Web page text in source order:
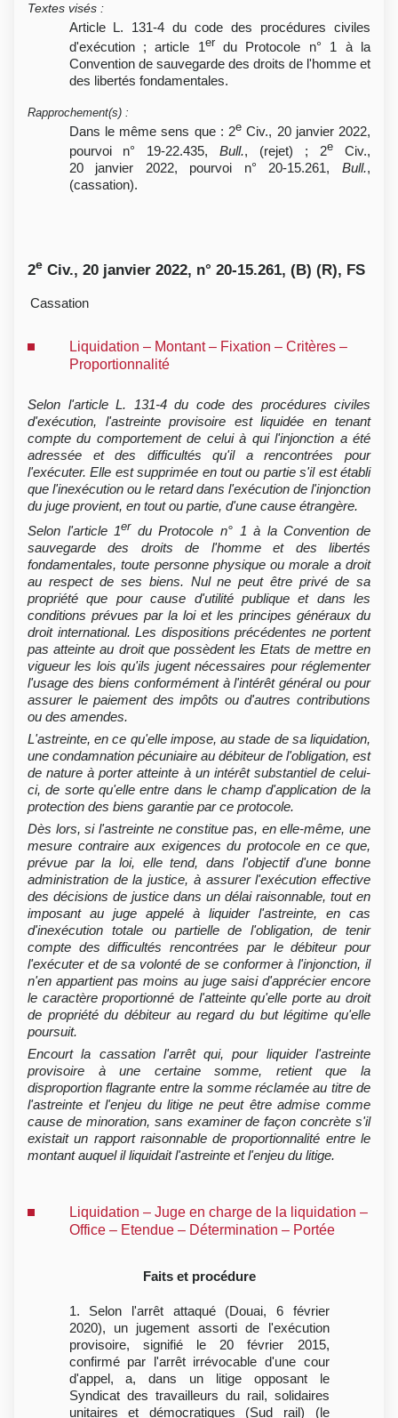
Textes visés :
Article L. 131-4 du code des procédures civiles
d'exécution ; article 1er
du Protocole n° 1 à la
Convention de sauvegarde des droits de l'homme et
des libertés fondamentales.
Rapprochement(s) :
Dans le même sens que : 2e Civ., 20 janvier 2022,
pourvoi n° 19-22.435,Bull., (rejet) ; 2e
Civ.,
20 janvier 2022, pourvoi n° 20-15.261, Bull.,
(cassation).
2e Civ., 20 janvier 2022, n° 20-15.261, (B) (R), FS
Cassation
Liquidation – Montant – Fixation – Critères –
Proportionnalité
Selon l'article L. 131-4 du code des procédures civiles
d'exécution, l'astreinte provisoire est liquidée en tenant
compte du comportement de celui à qui l'injonction a été
adressée et des difficultés qu'il a rencontrées pour
l'exécuter. Elle est supprimée en tout ou partie s'il est établi
que l'inexécution ou le retard dans l'exécution de l'injonction
du juge provient, en tout ou partie, d'une cause étrangère.
Selon l'article 1er du Protocole n° 1 à la Convention de
sauvegarde des droits de l'homme et des libertés
fondamentales, toute personne physique ou morale a droit
au respect de ses biens. Nul ne peut être privé de sa
propriété que pour cause d'utilité publique et dans les
conditions prévues par la loi et les principes généraux du
droit international. Les dispositions précédentes ne portent
pas atteinte au droit que possèdent les Etats de mettre en
vigueur les lois qu'ils jugent nécessaires pour réglementer
l'usage des biens conformément à l'intérêt général ou pour
assurer le paiement des impôts ou d'autres contributions
ou des amendes.
L'astreinte, en ce qu'elle impose, au stade de sa liquidation,
une condamnation pécuniaire au débiteur de l'obligation, est
de nature à porter atteinte à un intérêt substantiel de celui-
ci, de sorte qu'elle entre dans le champ d'application de la
protection des biens garantie par ce protocole.
Dès lors, si l'astreinte ne constitue pas, en elle-même, une
mesure contraire aux exigences du protocole en ce que,
prévue par la loi, elle tend, dans l'objectif d'une bonne
administration de la justice, à assurer l'exécution effective
des décisions de justice dans un délai raisonnable, tout en
imposant au juge appelé à liquider l'astreinte, en cas
d'inexécution totale ou partielle de l'obligation, de tenir
compte des difficultés rencontrées par le débiteur pour
l'exécuter et de sa volonté de se conformer à l'injonction, il
n'en appartient pas moins au juge saisi d'apprécier encore
le caractère proportionné de l'atteinte qu'elle porte au droit
de propriété du débiteur au regard du but légitime qu'elle
poursuit.
Encourt la cassation l'arrêt qui, pour liquider l'astreinte
provisoire à une certaine somme, retient que la
disproportion flagrante entre la somme réclamée au titre de
l'astreinte et l'enjeu du litige ne peut être admise comme
cause de minoration, sans examiner de façon concrète s'il
existait un rapport raisonnable de proportionnalité entre le
montant auquel il liquidait l'astreinte et l'enjeu du litige.
Liquidation – Juge en charge de la liquidation –
Office – Etendue – Détermination – Portée
Faits et procédure
1. Selon l'arrêt attaqué (Douai, 6 février
2020), un jugement assorti de l'exécution
provisoire, signifié le 20 février 2015,
confirmé par l'arrêt irrévocable d'une cour
d'appel, a, dans un litige opposant le
Syndicat des travailleurs du rail, solidaires
unitaires et démocratiques (Sud rail) (le